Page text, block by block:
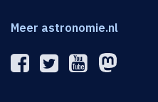
Meer astronomie.nl